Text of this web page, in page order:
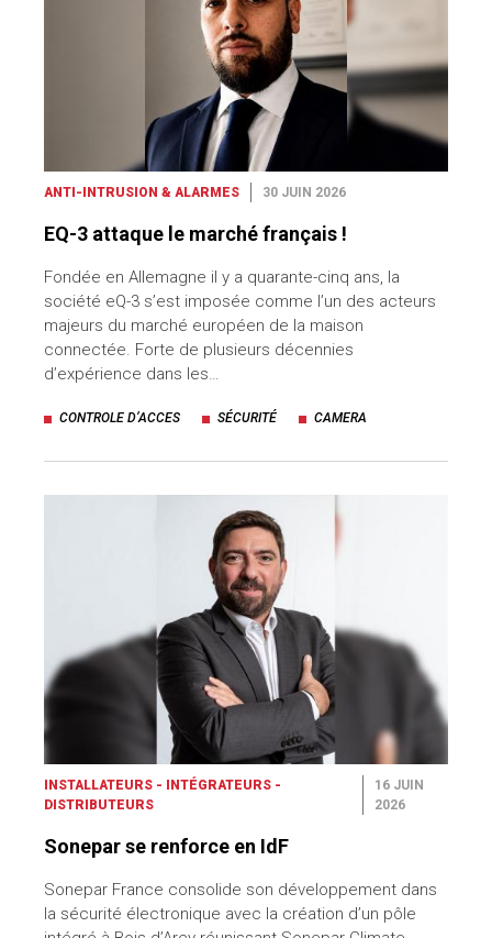
ANTI-INTRUSION & ALARMES 30 JUIN 2026
EQ-3 attaque le marché français !
Fondée en Allemagne il y a quarante-cinq ans, la
société eQ-3 s’est imposée comme l’un des acteurs
majeurs du marché européen de la maison
connectée. Forte de plusieurs décennies
d’expérience dans les…
CONTROLE D’ACCES SÉCURITÉ CAMERA
INSTALLATEURS - INTÉGRATEURS -
DISTRIBUTEURS
16 JUIN
2026
Sonepar se renforce en IdF
Sonepar France consolide son développement dans
la sécurité électronique avec la création d’un pôle